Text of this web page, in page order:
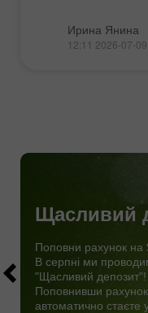
Ирина Янина
12:11 2026-07-
Щасливий
Поповни рахунок
В серпні ми
"Щасливий депозит"!
Поповнивши
автоматично стаєте